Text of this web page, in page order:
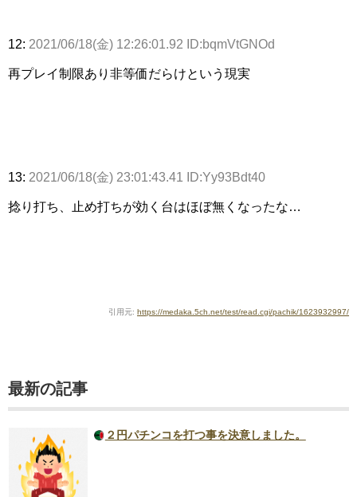
12: 2021/06/18(金) 12:26:01.92 ID:bqmVtGNOd
再プレイ制限あり非等価だらけという現実
13: 2021/06/18(金) 23:01:43.41 ID:Yy93Bdt40
捻り打ち、止め打ちが効く台はほぼ無くなったな…
引用元: https://medaka.5ch.net/test/read.cgi/pachik/1623932997/
最新の記事
２円パチンコを打つ事を決意しました。